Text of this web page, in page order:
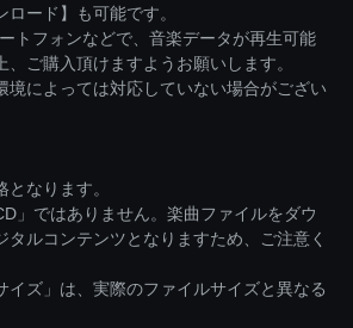
ード】も可能です。
トフォンなどで、音楽データが再生可能
、ご購入頂けますようお願いします。
境によっては対応していない場合がござい
となります。
」ではありません。楽曲ファイルをダウ
タルコンテンツとなりますため、ご注意く
イズ」は、実際のファイルサイズと異なる